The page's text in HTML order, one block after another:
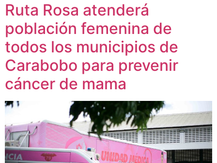
Ruta Rosa atenderá
población femenina de
todos los municipios de
Carabobo para prevenir
cáncer de mama